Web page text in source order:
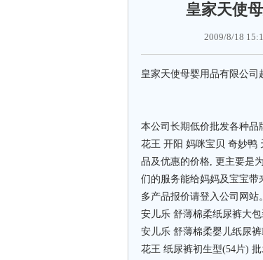
皇家天使
2009/8/18
皇家天使母婴用品有限公司
本公司长期低价批发各种
花王 开阳 妈咪宝贝 奇妙鸭
品及优惠的价格, 更主要是
们的服务能给妈妈及宝宝
多产品报价请登入公司网站。
安儿乐 舒薄棉柔纸尿裤大
安儿乐 舒薄棉柔婴儿纸尿
花王 纸尿裤初生型(54片)